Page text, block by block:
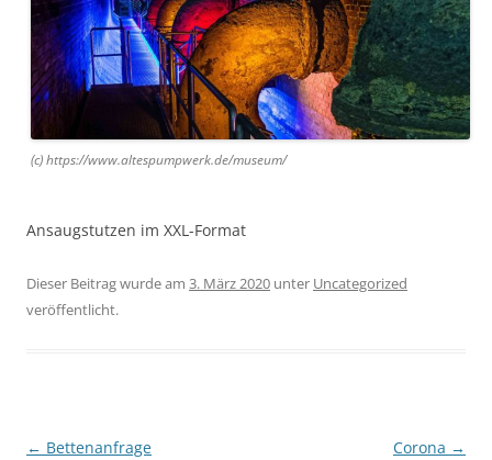
(c) https://www.altespumpwerk.de/museum/
Ansaugstutzen im XXL-Format
Dieser Beitrag wurde am 3. März 2020 unter Uncategorized
veröffentlicht.
Beitragsnavigation
← Bettenanfrage
Corona →